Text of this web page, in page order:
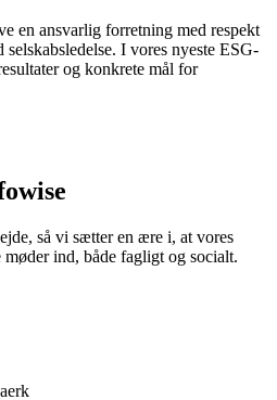
en ansvarlig forretning med respekt
I vores nyeste ESG-
og konkrete mål for
så vi sætter en ære i, at vores
møder ind, både fagligt og socialt.